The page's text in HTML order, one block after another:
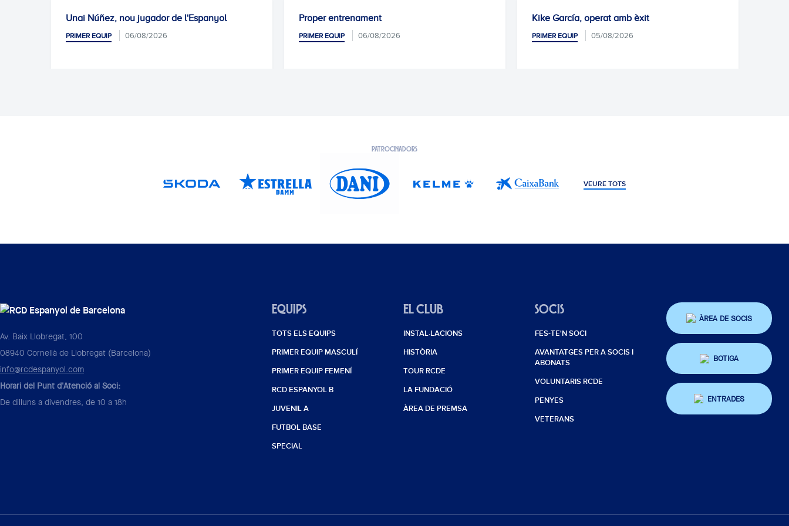
Unai Núñez, nou jugador de l'Espanyol
PRIMER EQUIP 06/08/2026
Proper entrenament
PRIMER EQUIP 06/08/2026
Kike García, operat amb èxit
PRIMER EQUIP 05/08/2026
PATROCINADORS
VEURE TOTS
Av. Baix Llobregat, 100
08940 Cornellà de Llobregat (Barcelona)
info@rcdespanyol.com
Horari del Punt d'Atenció al Soci:
De dilluns a divendres, de 10 a 18h
EQUIPS
TOTS ELS EQUIPS
PRIMER EQUIP MASCULÍ
PRIMER EQUIP FEMENÍ
RCD ESPANYOL B
JUVENIL A
FUTBOL BASE
SPECIAL
EL CLUB
INSTAL·LACIONS
HISTÒRIA
TOUR RCDE
LA FUNDACIÓ
ÀREA DE PREMSA
SOCIS
FES-TE'N SOCI
AVANTATGES PER A SOCIS I
ABONATS
VOLUNTARIS RCDE
PENYES
VETERANS
ÀREA DE SOCIS
BOTIGA
ENTRADES